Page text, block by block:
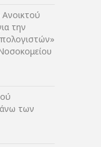
την
των